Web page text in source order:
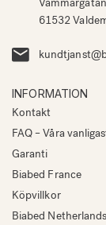
61532
INFORMATION
Kontakt
FAQ – Våra
Garanti
Biabed France
Köpvillkor
Biabed Netherlands